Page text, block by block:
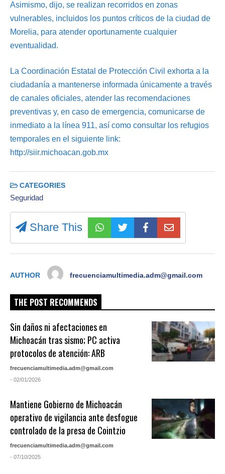
Asimismo, dijo, se realizan recorridos en zonas
vulnerables, incluidos los puntos críticos de la ciudad de
Morelia, para atender oportunamente cualquier
eventualidad.
La Coordinación Estatal de Protección Civil exhorta a la
ciudadanía a mantenerse informada únicamente a través
de canales oficiales, atender las recomendaciones
preventivas y, en caso de emergencia, comunicarse de
inmediato a la línea 911, así como consultar los refugios
temporales en el siguiente link:
http://siir.michoacan.gob.mx
CATEGORIES
Seguridad
Share This
AUTHOR frecuenciamultimedia.adm@gmail.com
THE POST RECOMMENDS
Sin daños ni afectaciones en
Michoacán tras sismo; PC activa
protocolos de atención: ARB
frecuenciamultimedia.adm@gmail.com
- 02/01/2026
Mantiene Gobierno de Michoacán
operativo de vigilancia ante desfogue
controlado de la presa de Cointzio
frecuenciamultimedia.adm@gmail.com
- 07/10/2025